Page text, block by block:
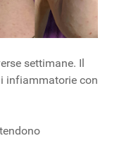
settimane. Il
infiammatorie con